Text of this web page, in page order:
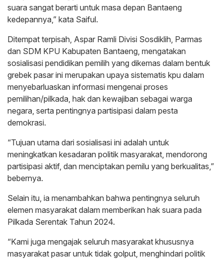
suara sangat berarti untuk masa depan Bantaeng
kedepannya,” kata Saiful.
Ditempat terpisah, Aspar Ramli Divisi Sosdiklih, Parmas
dan SDM KPU Kabupaten Bantaeng, mengatakan
sosialisasi pendidikan pemilih yang dikemas dalam bentuk
grebek pasar ini merupakan upaya sistematis kpu dalam
menyebarluaskan informasi mengenai proses
pemilihan/pilkada, hak dan kewajiban sebagai warga
negara, serta pentingnya partisipasi dalam pesta
demokrasi.
“Tujuan utama dari sosialisasi ini adalah untuk
meningkatkan kesadaran politik masyarakat, mendorong
partisipasi aktif, dan menciptakan pemilu yang berkualitas,”
bebernya.
Selain itu, ia menambahkan bahwa pentingnya seluruh
elemen masyarakat dalam memberikan hak suara pada
Pilkada Serentak Tahun 2024.
“Kami juga mengajak seluruh masyarakat khususnya
masyarakat pasar untuk tidak golput, menghindari politik